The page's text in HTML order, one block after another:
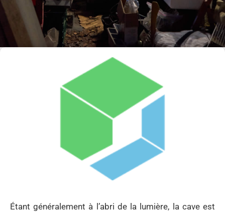
Étant généralement à l’abri de la lumière, la cave est